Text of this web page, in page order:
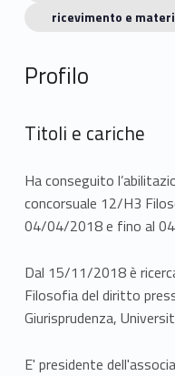
ricevimento e
Profilo
Titoli e cariche
Ha conseguito
concorsuale 12/H3
04/04/2018 e fino al
Dal 15/11/2018 è
Filosofia del diritto
Giurisprudenza,
E' presidente